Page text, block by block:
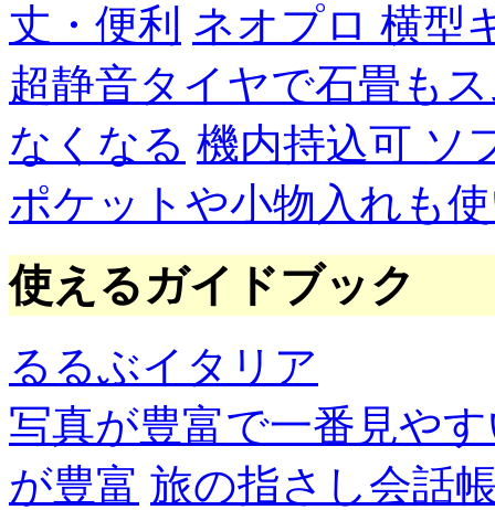
丈・便利 ネオプロ 横型
超静音タイヤで石畳も
なくなる 機内持込可 ソ
ポケットや小物入れも
使えるガイドブック
るるぶイタリア
写真が豊富で一番見や
が豊富 旅の指さし会話